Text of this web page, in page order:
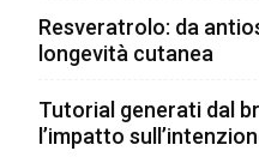
Resveratrolo: da
longevità cutanea
Tutorial generati dal
l’impatto